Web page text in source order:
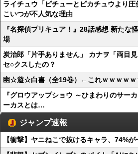
ライチュウ「ピチューとピカチュウより
こいつが不人気な理由
『名探偵プリキュア！』28話感想 新たな
場
炭治郎「片手ありません」 カナヲ「両目
セ○クスしたの？
幽☆遊☆白書（全19巻）←これｗｗｗｗｗ
『グロウアップショウ ～ひまわりのサー
ーカスとは…
ジャンプ速報
【衝撃】ヤニねこで抜けるキャラ、74%が